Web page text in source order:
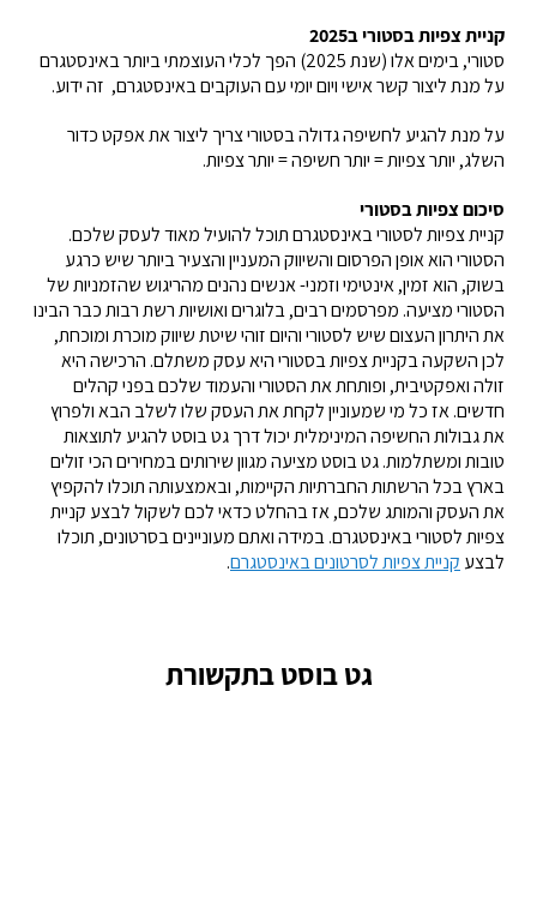
קניית צפיות בסטורי ב2025
סטורי, בימים אלו (שנת 2025) הפך לכלי העוצמתי ביותר באינסטגרם
על מנת ליצור קשר אישי ויום יומי עם העוקבים באינסטגרם, זה ידוע.
על מנת להגיע לחשיפה גדולה בסטורי צריך ליצור את אפקט כדור
השלג, יותר צפיות = יותר חשיפה = יותר צפיות.
סיכום צפיות בסטורי
קניית צפיות לסטורי באינסטגרם תוכל להועיל מאוד לעסק שלכם.
הסטורי הוא אופן הפרסום והשיווק המעניין והצעיר ביותר שיש כרגע
בשוק, הוא זמין, אינטימי וזמני- אנשים נהנים מהריגוש שהזמניות של
הסטורי מציעה. מפרסמים רבים, בלוגרים ואושיות רשת רבות כבר הבינו
את היתרון העצום שיש לסטורי והיום זוהי שיטת שיווק מוכרת ומוכחת,
לכן השקעה בקניית צפיות בסטורי היא עסק משתלם. הרכישה היא
זולה ואפקטיבית, ופותחת את הסטורי והעמוד שלכם בפני קהלים
חדשים. אז כל מי שמעוניין לקחת את העסק שלו לשלב הבא ולפרוץ
את גבולות החשיפה המינימלית יכול דרך גט בוסט להגיע לתוצאות
טובות ומשתלמות. גט בוסט מציעה מגוון שירותים במחירים הכי זולים
בארץ בכל הרשתות החברתיות הקיימות, ובאמצעותה תוכלו להקפיץ
את העסק והמותג שלכם, אז בהחלט כדאי לכם לשקול לבצע קניית
צפיות לסטורי באינסטגרם. במידה ואתם מעוניינים בסרטונים, תוכלו
לבצע קניית צפיות לסרטונים באינסטגרם.
גט בוסט בתקשורת